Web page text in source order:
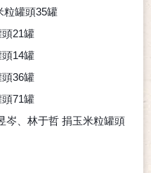
粒罐頭35罐
頭21罐
頭14罐
頭36罐
頭71罐
岑、林于哲 捐玉米粒罐頭